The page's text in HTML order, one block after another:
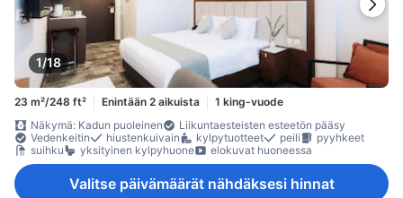
1/18
23 m²/248 ft² Enintään 2 aikuista
1 king-vuode
Näkymä: Kadun puoleinen
Liikuntaesteisten esteetön pääsy
Vedenkeitin
hiustenkuivain kylpytuotteet peili
pyyhkeet
suihku
yksityinen kylpyhuone elokuvat huoneessa
Valitse päivämäärät nähdäksesi hinnat